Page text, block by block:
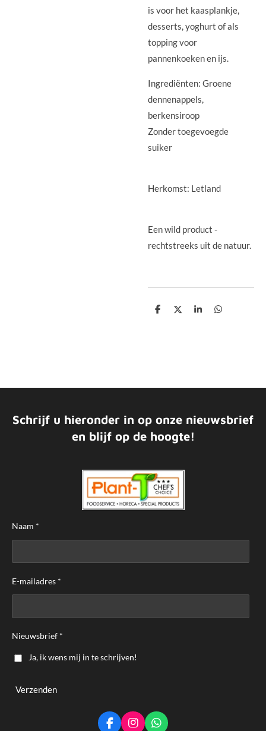
is voor het kaasplankje,
desserts, yoghurt of als
topping voor
pannenkoeken en ijs.
Ingrediënten: Groene
dennenappels,
berkensiroop
Zonder toegevoegde
suiker
Herkomst: Letland
Een wild product -
rechtstreeks uit de natuur.
D
D
S
D
Schrijf u hieronder in op onze nieuwsbrief
en blijf op de hoogte!
Naam *
E-mailadres *
Nieuwsbrief *
Ja, ik wens mij in te schrijven!
Verzenden
F I W